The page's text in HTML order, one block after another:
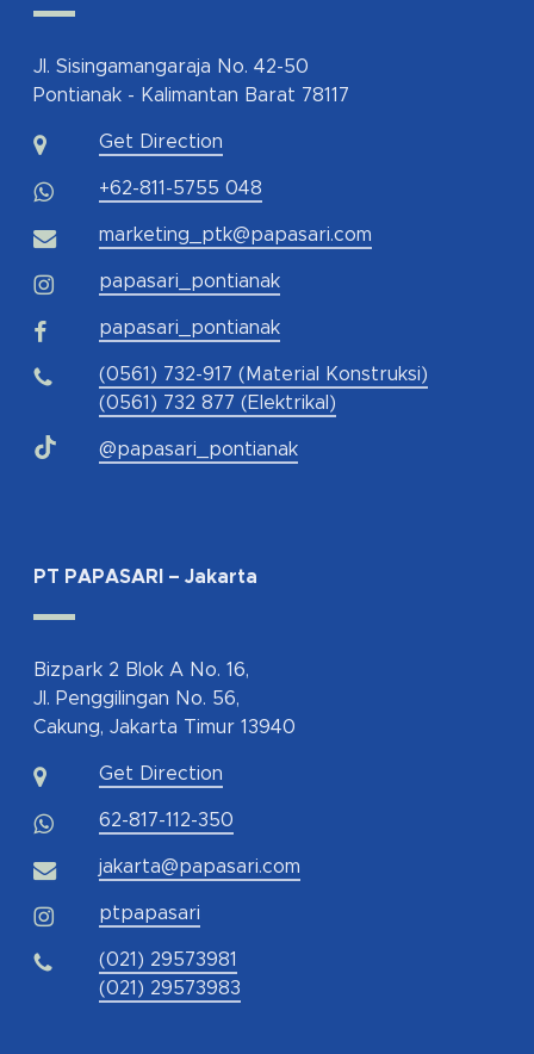
Jl. Sisingamangaraja No. 42-50
Pontianak - Kalimantan Barat 78117
Get Direction
+62-811-5755 048
marketing_ptk@papasari.com
papasari_pontianak
papasari_pontianak
(0561) 732-917 (Material Konstruksi)
(0561) 732 877 (Elektrikal)
@papasari_pontianak
PT PAPASARI – Jakarta
Bizpark 2 Blok A No. 16,
Jl. Penggilingan No. 56,
Cakung, Jakarta Timur 13940
Get Direction
62-817-112-350
jakarta@papasari.com
ptpapasari
(021) 29573981
(021) 29573983